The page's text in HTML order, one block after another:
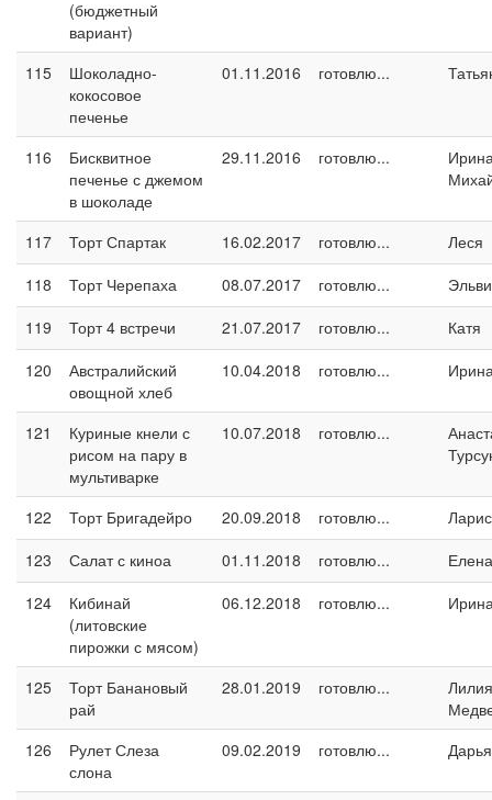
(бюджетный
вариант)
115
Шоколадно-
кокосовое
печенье
01.11.2016 готовлю...
116
Бисквитное
печенье с джемом
в шоколаде
29.11.2016 готовлю...
117 Торт Спартак 16.02.2017 готовлю...
Леся
118
Торт Черепаха 08.07.2017 готовлю...
119
Торт 4 встречи 21.07.2017 готовлю...
Катя
120
Австралийский
овощной хлеб
10.04.2018 готовлю...
121
Куриные кнели с
рисом на пару в
мультиварке
10.07.2018 готовлю...
122 Торт Бригадейро 20.09.2018 готовлю...
123
Салат с киноа 01.11.2018 готовлю...
124
Кибинай
(литовские
пирожки с мясом)
06.12.2018 готовлю...
125
Торт Банановый
рай
28.01.2019 готовлю...
Лилия
126
Рулет Слеза
слона
09.02.2019 готовлю... Дарья